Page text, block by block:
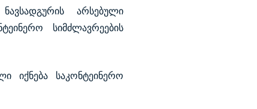
არსებული
სიმძლავრეების
იქნება საკონტეინერო